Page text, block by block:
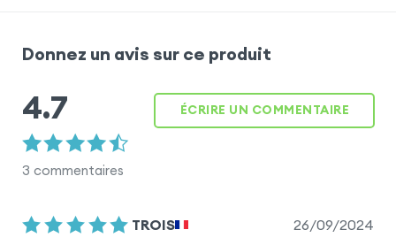
Donnez un avis sur ce produit
4.7
3 commentaires
ÉCRIRE UN COMMENTAIRE
TROIS
26/09/2024